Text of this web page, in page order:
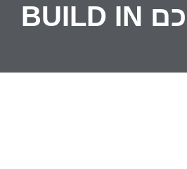
מערכת ניהול מרכזיית ZIGBEE + פאנל שליטה חכם BUILD IN